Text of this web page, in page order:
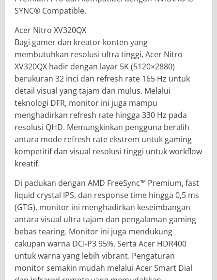
SYNC® Compatible.
Acer Nitro XV320QX
Bagi gamer dan kreator konten yang
membutuhkan resolusi ultra tinggi, Acer Nitro
XV320QX hadir dengan layar 5K (5120×2880)
berukuran 32 inci dan refresh rate 165 Hz untuk
detail visual yang tajam dan mulus. Melalui
teknologi DFR, monitor ini juga mampu
menghadirkan refresh rate hingga 330 Hz pada
resolusi QHD. Memungkinkan pengguna beralih
antara mode refresh rate ekstrem untuk gaming
kompetitif dan visual resolusi tinggi untuk workflow
kreatif.
Di padukan dengan AMD FreeSync™ Premium, fast
liquid crystal IPS, dan response time hingga 0,5 ms
(GTG), monitor ini menghadirkan keseimbangan
antara visual ultra tajam dan pengalaman gaming
bebas tearing. Monitor ini juga mendukung
cakupan warna DCI-P3 95%. Serta Acer HDR400
untuk warna yang lebih vibrant. Pengaturan
monitor semakin mudah melalui Acer Smart Dial